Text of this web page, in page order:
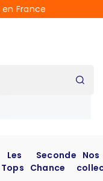
France
Les
Tops
Seconde
Chance
Nos